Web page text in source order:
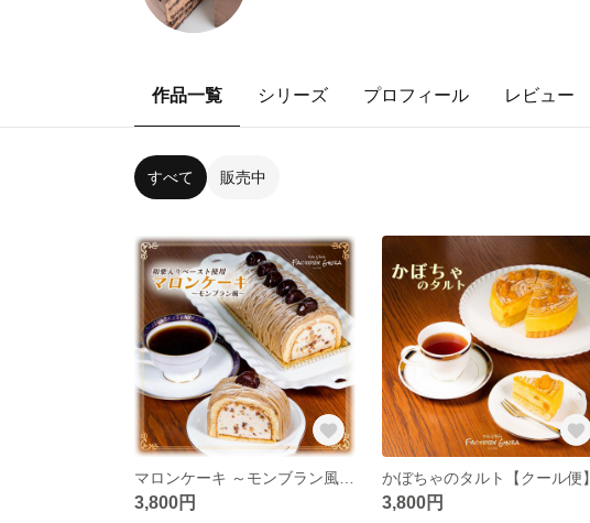
作品一覧 シリーズ プロフィール レビュー
すべて 販売中
3,800円
かぼちゃのタルト【クール便】
3,800円